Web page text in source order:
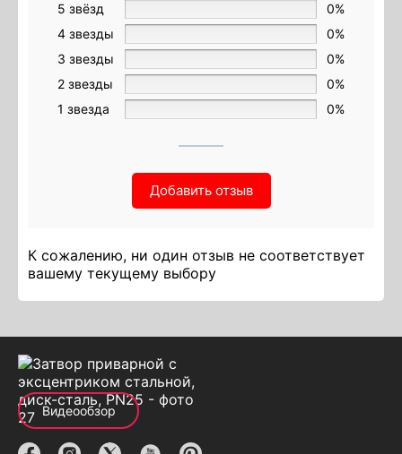
5 звёзд
0%
4 звезды
0%
3 звезды
0%
2 звезды
0%
1 звезда
0%
Добавить отзыв
К сожалению, ни один отзыв не соответствует
вашему текущему выбору
Видеообзор